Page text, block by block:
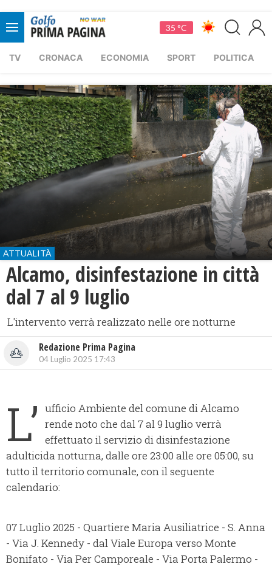
35 °C
TV CRONACA ECONOMIA SPORT POLITICA
ATTUALITÀ
Alcamo, disinfestazione in città
dal 7 al 9 luglio
L'intervento verrà realizzato nelle ore notturne
Redazione Prima Pagina
04 Luglio 2025 17:43
L’ ufficio Ambiente del comune di Alcamo
rende noto che dal 7 al 9 luglio verrà
effettuato il servizio di disinfestazione
adulticida notturna, dalle ore 23:00 alle ore 05:00, su
tutto il territorio comunale, con il seguente
calendario:
07 Luglio 2025 - Quartiere Maria Ausiliatrice - S. Anna
- Via J. Kennedy - dal Viale Europa verso Monte
Bonifato - Via Per Camporeale - Via Porta Palermo -